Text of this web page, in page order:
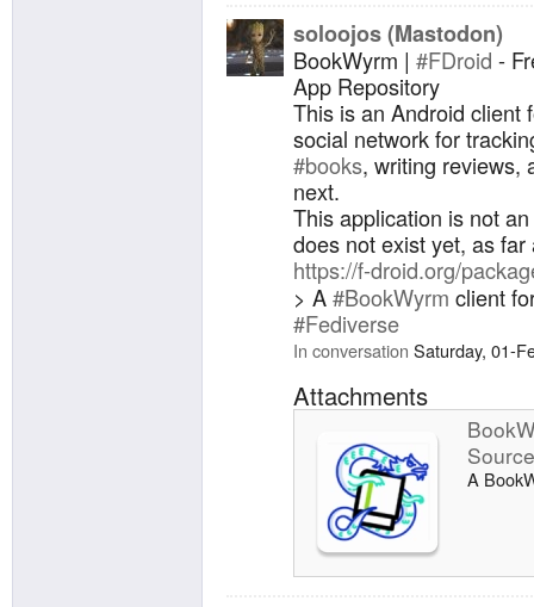
soloojos (Mastodon)
BookWyrm | #FDroid -
App Repository
This is an Android client
social network for
#books, writing reviews,
next.
This application is not
does not exist yet, as far
https://f-droid.org/
> A#BookWyrm client
#Fediverse
In conversation Saturday, 01-
Attachments
A